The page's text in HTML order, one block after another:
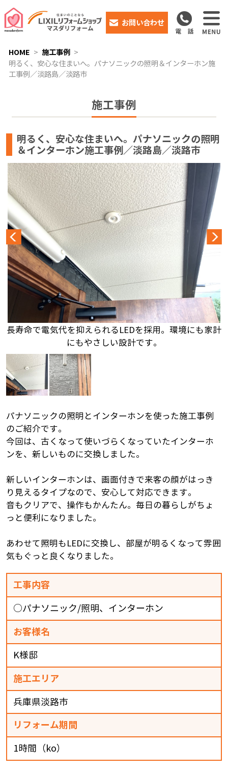
お問い合わせ
HOME
施工事例
明るく、安心な住まいへ。パナソニックの照明＆インターホン施
工事例／淡路島／淡路市
施工事例
明るく、安心な住まいへ。パナソニックの照明
＆インターホン施工事例／淡路島／淡路市
長寿命で電気代を抑えられるLEDを採用。環境にも家計
にもやさしい設計です。
パナソニックの照明とインターホンを使った施工事例
のご紹介です。
今回は、古くなって使いづらくなっていたインターホ
ンを、新しいものに交換しました。
新しいインターホンは、画面付きで来客の顔がはっき
り見えるタイプなので、安心して対応できます。
音もクリアで、操作もかんたん。毎日の暮らしがちょ
っと便利になりました。
あわせて照明もLEDに交換し、部屋が明るくなって雰囲
気もぐっと良くなりました。
工事内容
○パナソニック/照明、インターホン
お客様名
K様邸
施工エリア
兵庫県淡路市
リフォーム期間
1時間（ko）